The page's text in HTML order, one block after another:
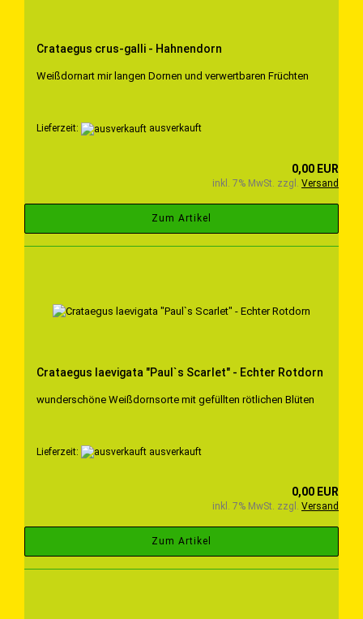
Crataegus crus-galli - Hahnendorn
Weißdornart mir langen Dornen und verwertbaren Früchten
Lieferzeit: ausverkauft
0,00 EUR
inkl. 7% MwSt. zzgl. Versand
Zum Artikel
Crataegus laevigata "Paul`s Scarlet" - Echter Rotdorn
wunderschöne Weißdornsorte mit gefüllten rötlichen Blüten
Lieferzeit: ausverkauft
0,00 EUR
inkl. 7% MwSt. zzgl. Versand
Zum Artikel